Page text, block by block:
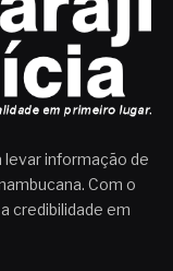
levar informação de
Com o
credibilidade em